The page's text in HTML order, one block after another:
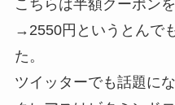
こちらは半額クーポン
→2550円というとんで
た。
ツイッターでも話題に